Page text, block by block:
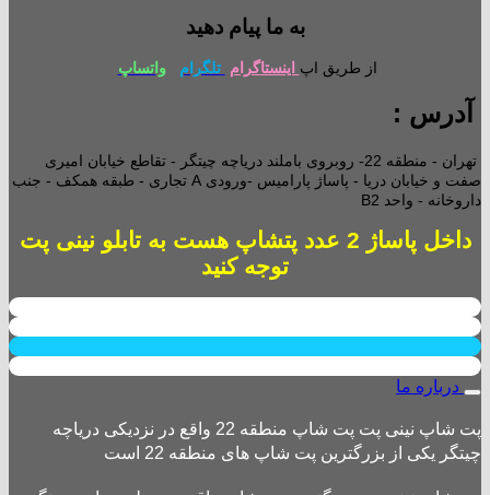
به ما پیام دهید
از طریق اپ اینستاگرام تلگرام واتساپ
آدرس :
تهران - منطقه 22- روبروی باملند دریاچه چیتگر - تقاطع خیابان امیری
صفت و خیابان دریا - پاساژ پارامیس -ورودی A تجاری -
طبقه همکف - جنب
داروخانه - واحد B2
داخل پاساژ 2 عدد پتشاپ هست به تابلو نینی پت
توجه کنید
درباره ما
پت شاپ نینی پت پت شاپ منطقه 22 واقع در نزدیکی دریاچه
چیتگر یکی از بزرگترین پت شاپ های منطقه 22 است